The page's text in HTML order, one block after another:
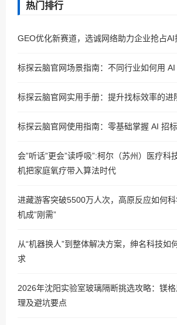
热门排行
GEO优化新赛道，选诚网络助力企业抢占AI
标探云脑官网场景指南：不同行业如何用
标探云脑官网实用手册：提升找标效率的进
标探云脑官网使用指南：零基础掌握 AI 招
会”听话”更会”读呼吸”:柯尔（苏州）医疗科
机把家庭氧疗带入算法时代
进藏游客突破5500万人次，高原反应如何
机成”刚需”
从“机器换人”到整体解决方案，绅名科技如
求
2026年沈阳实验室玻璃隔断挑选攻略：镁
理及避坑要点